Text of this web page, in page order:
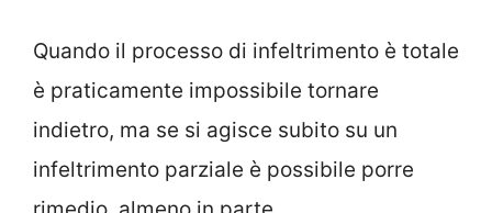
Quando il processo di infeltrimento è totale
è praticamente impossibile tornare
indietro, ma se si agisce subito su un
infeltrimento parziale è possibile porre